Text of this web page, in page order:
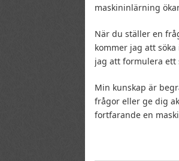
maskininlärning
När du ställer en
kommer jag att
jag att formulera ett
Min kunskap är
frågor eller ge dig
fortfarande en